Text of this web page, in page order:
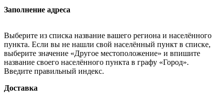
Заполнение адреса
Выберите из списка название вашего региона и населённого
пункта. Если вы не нашли свой населённый пункт в списке,
выберите значение «Другое местоположение» и впишите
название своего населённого пункта в графу «Город».
Введите правильный индекс.
Доставка